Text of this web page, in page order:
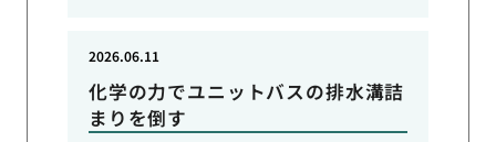
化学の力でユニットバスの排水溝詰
まりを倒す
2026.06.11